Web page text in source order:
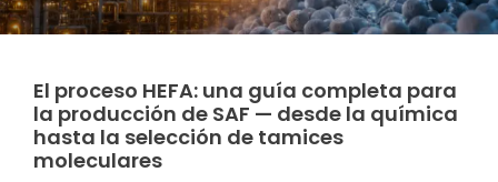
El proceso HEFA: una guía completa para
la producción de SAF — desde la química
hasta la selección de tamices
moleculares